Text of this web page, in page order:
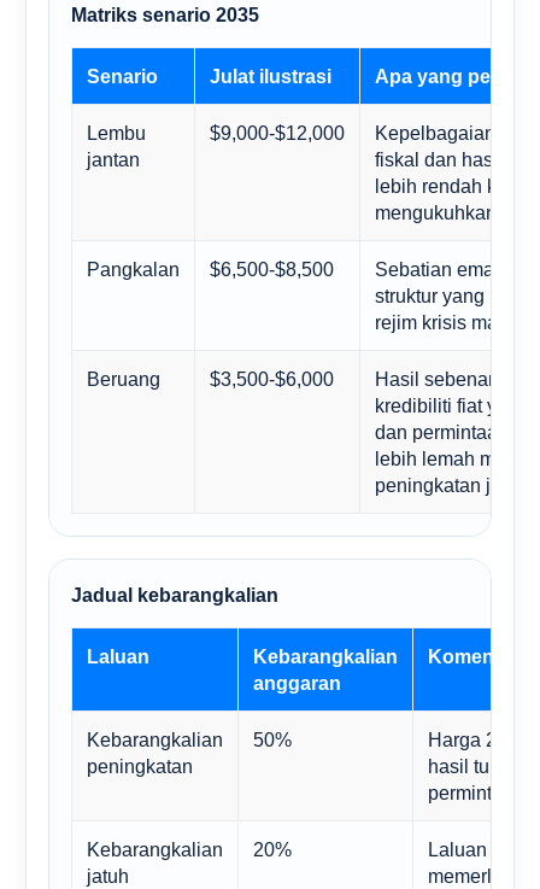
Matriks senario 2035
Senario Julat ilustrasi Apa yang perlu
Lembu
jantan
$9,000-$12,000
Kepelbagaian
fiskal dan hasil
lebih rendah kekal
mengukuhkan.
Pangkalan $6,500-$8,500
Sebatian emas
struktur yang lebih
rejim krisis makro
Beruang $3,500-$6,000
Hasil sebenar
kredibiliti fiat yang
dan permintaan
lebih lemah
peningkatan
Jadual kebarangkalian
Laluan
Kebarangkalian
anggaran
Komen
Kebarangkalian
peningkatan
50%
Harga 2035
hasil
permintaan
Kebarangkalian
jatuh
20%
Laluan